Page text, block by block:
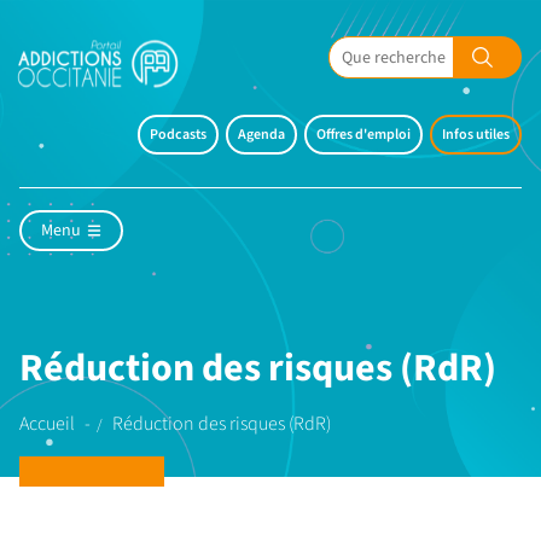
Podcasts Agenda Offres d'emploi Infos utiles
Menu
Réduction des risques (RdR)
Accueil Réduction des risques (RdR)